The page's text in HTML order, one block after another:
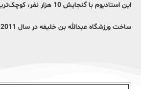
این استادیوم با گنجایش 10 هزار نفر، کوچک‌ترین ورزشگاه میزبان جام ملت‌‌هاست و از این رو شاید بسیاری از هواداران 2 تیم نتوانند وارد ورزشگاه شوند.
ساخت ورزشگاه عبدالله بن خلیفه در سال 2011 آغاز شد و در 15 فوریه 2013 به پایان رسید.